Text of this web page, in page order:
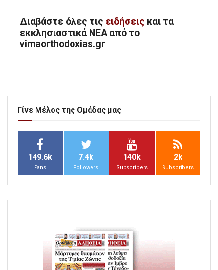
Διαβάστε όλες τις ειδήσεις και τα
εκκλησιαστικά ΝΕΑ από το
vimaorthodoxias.gr
Γίνε Μέλος της Ομάδας μας
149.6k
Fans
7.4k
Followers
140k
Subscribers
2k
Subscribers